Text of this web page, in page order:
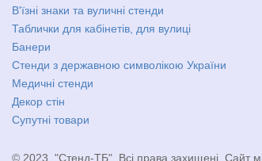
В'їзні знаки та вуличні стенди
Таблички для кабінетів, для вулиці
Банери
Стенди з державною символікою України
Медичні стенди
Декор стін
Супутні товари
© 2023, "Стенд-ТБ". Всі права захищені. Сайт